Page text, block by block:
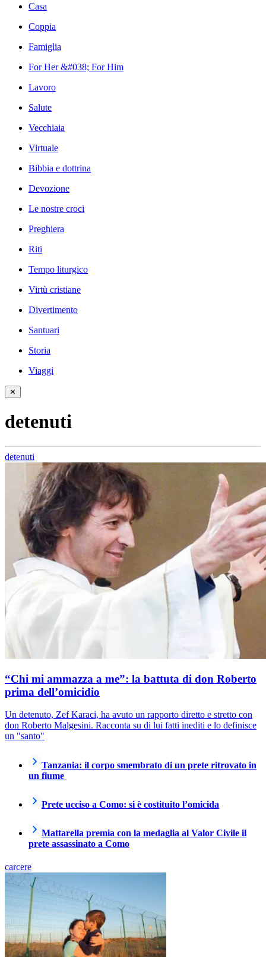
Casa
Coppia
Famiglia
For Her &#038; For Him
Lavoro
Salute
Vecchiaia
Virtuale
Bibbia e dottrina
Devozione
Le nostre croci
Preghiera
Riti
Tempo liturgico
Virtù cristiane
Divertimento
Santuari
Storia
Viaggi
✕
detenuti
detenuti
“Chi mi ammazza a me”: la battuta di don Roberto
prima dell’omicidio
Un detenuto, Zef Karaci, ha avuto un rapporto diretto e stretto con
don Roberto Malgesini. Racconta su di lui fatti inediti e lo definisce
un "santo"
Tanzania: il corpo smembrato di un prete ritrovato in
un fiume
Prete ucciso a Como: si è costituito l’omicida
Mattarella premia con la medaglia al Valor Civile il
prete assassinato a Como
carcere